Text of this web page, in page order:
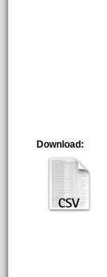
Download: